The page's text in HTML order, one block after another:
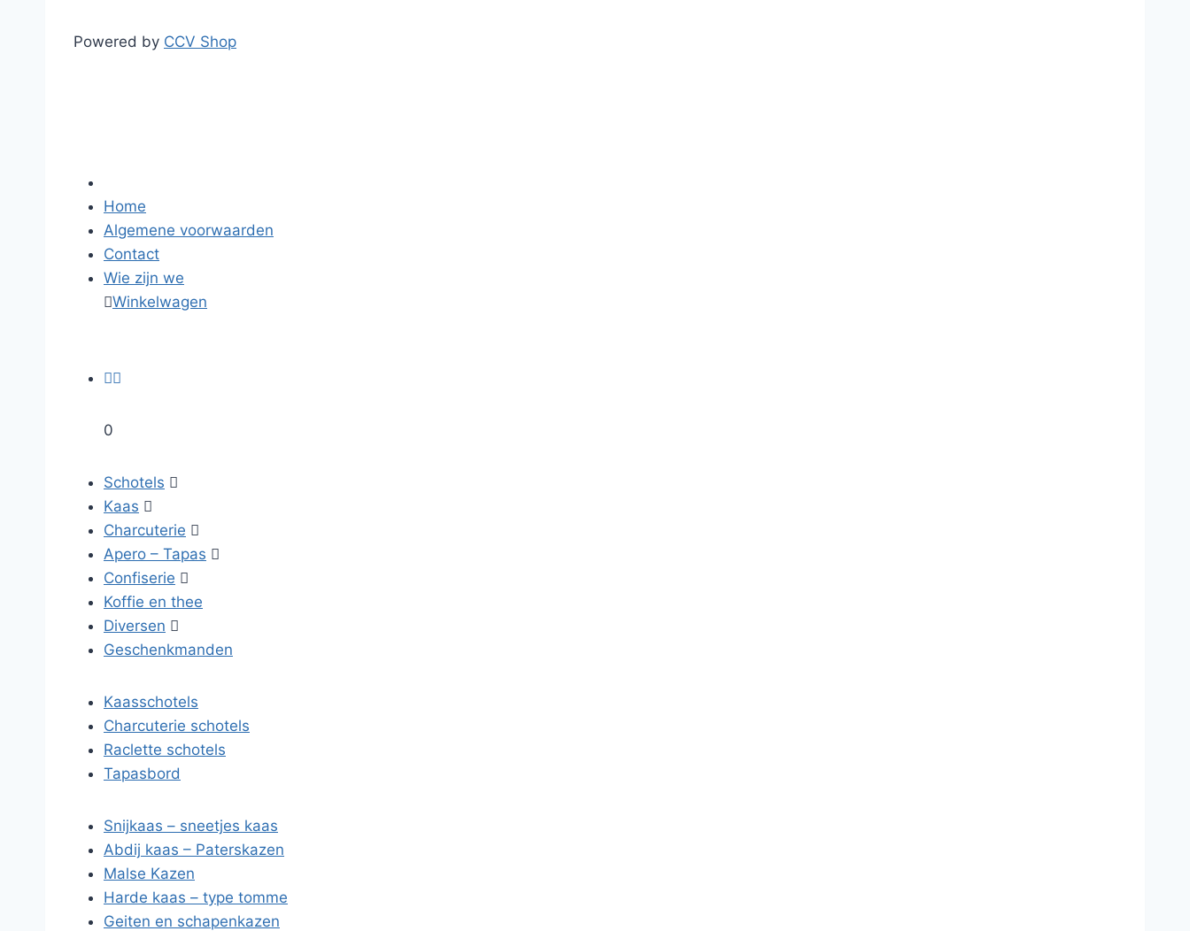
Powered by CCV Shop
Home
Algemene voorwaarden
Contact
Wie zijn we
Winkelwagen

0
Schotels 
Kaas 
Charcuterie 
Apero – Tapas 
Confiserie 
Koffie en thee
Diversen 
Geschenkmanden
Kaasschotels
Charcuterie schotels
Raclette schotels
Tapasbord
Snijkaas – sneetjes kaas
Abdij kaas – Paterskazen
Malse Kazen
Harde kaas – type tomme
Geiten en schapenkazen